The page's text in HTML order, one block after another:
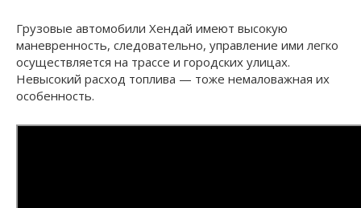
Грузовые автомобили Хендай имеют высокую
маневренность, следовательно, управление ими легко
осуществляется на трассе и городских улицах.
Невысокий расход топлива — тоже немаловажная их
особенность.